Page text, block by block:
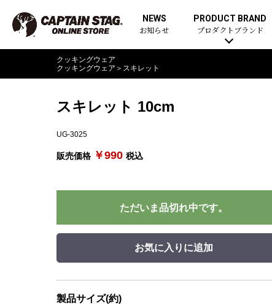
NEWS
お知らせ
PRODUCT BRAND
プロダクトブランド
クッキングウェア
クッキングウェア ＞ スキレット
スキレット 10cm
UG-3025
販売価格 ￥990 税込
ただいま品切れ中です。
お気に入りに追加
製品サイズ(約)